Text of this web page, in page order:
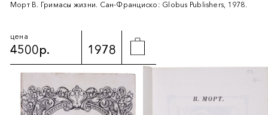
Морт В. Гримасы жизни. Сан-Франциско: Globus Publishers, 1978.
цена
4500р. 1978